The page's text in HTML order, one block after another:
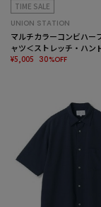
TIME SALE
UNION STATION
マルチカラーコンビハー
ャツ＜ストレッチ・ハン
ブル＞
¥5,005 30%OFF